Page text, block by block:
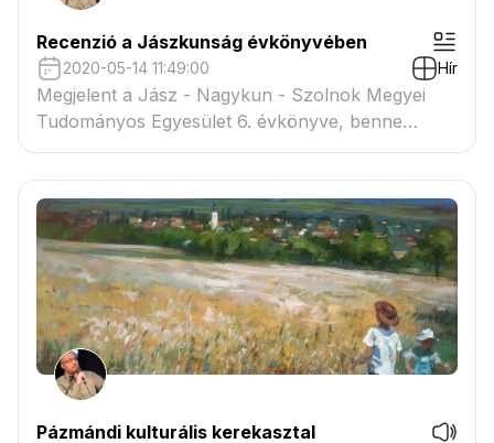
Recenzió a Jászkunság évkönyvében
2020-05-14 11:49:00 Hír
Megjelent a Jász - Nagykun - Szolnok Megyei
Tudományos Egyesület 6. évkönyve, benne
Kovács Dániel Gábor "1956-os drámatriptichon"
című drámakötetének recenziójával.
Pázmándi kulturális kerekasztal